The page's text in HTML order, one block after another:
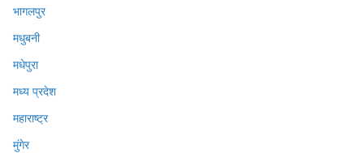
भागलपुर
मधुबनी
मधेपुरा
मध्य प्रदेश
महाराष्ट्र
मुंगेर